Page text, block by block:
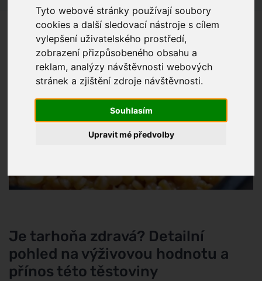
Tyto webové stránky používají soubory
cookies a další sledovací nástroje s cílem
vylepšení uživatelského prostředí,
zobrazení přizpůsobeného obsahu a
reklam, analýzy návštěvnosti webových
stránek a zjištění zdroje návštěvnosti.
Souhlasím
Upravit mé předvolby
Petr Novák 6 min 13.1.2025
Je tarhoňa zdravá? Detailní
pohled na výživovou hodnotu a
přínos této těstoviny